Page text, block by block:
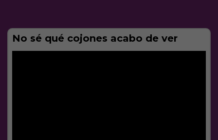
No sé qué cojones acabo de ver